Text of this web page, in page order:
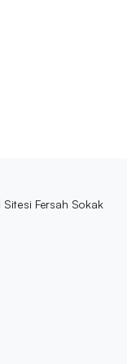
Fersah Sokak